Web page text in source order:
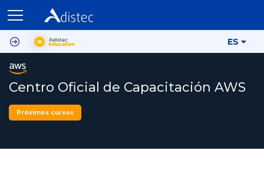
ES
Centro Oficial de Capacitación AWS
Próximos cursos